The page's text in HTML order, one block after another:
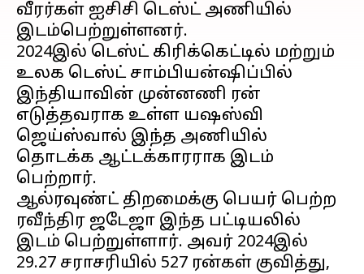
வீரர்கள் ஐசிசி டெஸ்ட் அணியில்
இடம்பெற்றுள்ளனர்.
2024இல் டெஸ்ட் கிரிக்கெட்டில் மற்றும்
உலக டெஸ்ட் சாம்பியன்ஷிப்பில்
இந்தியாவின் முன்னணி ரன்
எடுத்தவராக உள்ள யஷஸ்வி
ஜெய்ஸ்வால் இந்த அணியில்
தொடக்க ஆட்டக்காரராக இடம்
பெற்றார்.
ஆல்ரவுண்ட் திறமைக்கு பெயர் பெற்ற
ரவீந்திர ஜடேஜா இந்த பட்டியலில்
இடம் பெற்றுள்ளார். அவர் 2024இல்
29.27 சராசரியில் 527 ரன்கள் குவித்து,